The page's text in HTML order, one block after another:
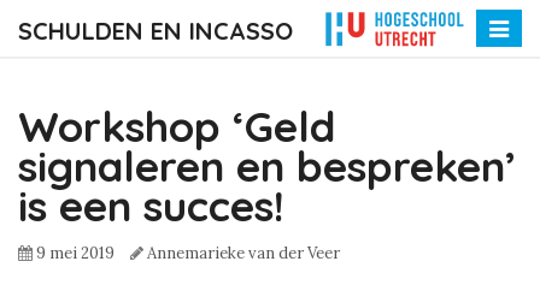
SCHULDEN EN INCASSO
Toggle
Workshop ‘Geld
signaleren en bespreken’
is een succes!
9 mei 2019 Annemarieke van der Veer